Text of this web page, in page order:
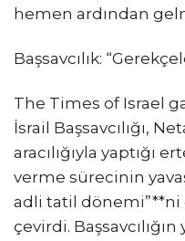
hemen ardından
Başsavcılık:
The Times of Israel
İsrail Başsavcılığı,
aracılığıyla yaptığı
verme sürecinin
adli tatil
çevirdi. Başsavcılığın